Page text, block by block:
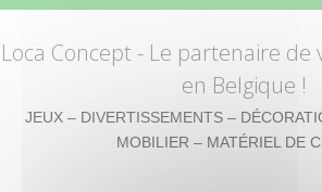
Loca Concept - Le partenaire de
en Belgique !
JEUX – DIVERTISSEMENTS –
MOBILIER – MATÉRIEL DE